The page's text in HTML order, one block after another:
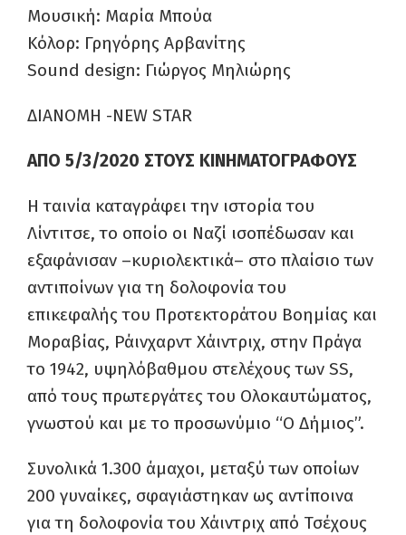
Μουσική: Μαρία Μπούα
Κόλορ: Γρηγόρης Αρβανίτης
Sound design: Γιώργος Μηλιώρης
ΔΙΑΝΟΜΗ -NEW STAR
ΑΠΟ 5/3/2020 ΣΤΟΥΣ ΚΙΝΗΜΑΤΟΓΡΑΦΟΥΣ
Η ταινία καταγράφει την ιστορία του
Λίντιτσε, το οποίο οι Nαζί ισοπέδωσαν και
εξαφάνισαν –κυριολεκτικά– στο πλαίσιο των
αντιποίνων για τη δολοφονία του
επικεφαλής του Προτεκτοράτου Βοημίας και
Μοραβίας, Ράινχαρντ Χάιντριχ, στην Πράγα
το 1942, υψηλόβαθμου στελέχους των SS,
από τους πρωτεργάτες του Ολοκαυτώματος,
γνωστού και με το προσωνύμιο “Ο Δήμιος”.
Συνολικά 1.300 άμαχοι, μεταξύ των οποίων
200 γυναίκες, σφαγιάστηκαν ως αντίποινα
για τη δολοφονία του Χάιντριχ από Τσέχους